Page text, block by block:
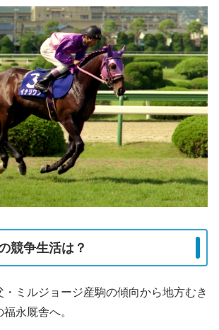
競争生活は？
ミルジョージ産駒の傾向から地方むき
永厩舎へ。